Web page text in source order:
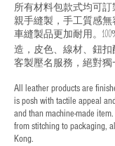
所有材料包款式均可
親手縫製，手工質感
車縫製品更加耐用。
造，皮色、線材、鈕
客製壓名服務，絕對獨
All leather products are
is posh with tactile appeal
and than machine-made
from stitching to packaging,
Kong.